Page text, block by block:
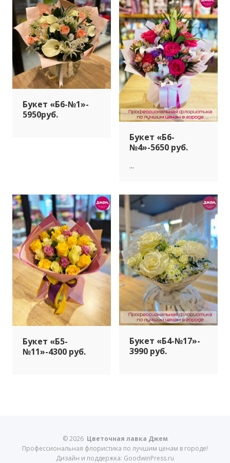
Букет «Б6-№1»-
5950руб.
Букет «Б6-
№4»-5650 руб.
...
Букет «Б5-
№11»-4300 руб.
Букет «Б4-№17»-
3990 руб.
© 2026 Цветочная лавка Джем
Профессиональная флористика по лучшим ценам в городе!
Дизайн и поддержка: GoodwinPress.ru